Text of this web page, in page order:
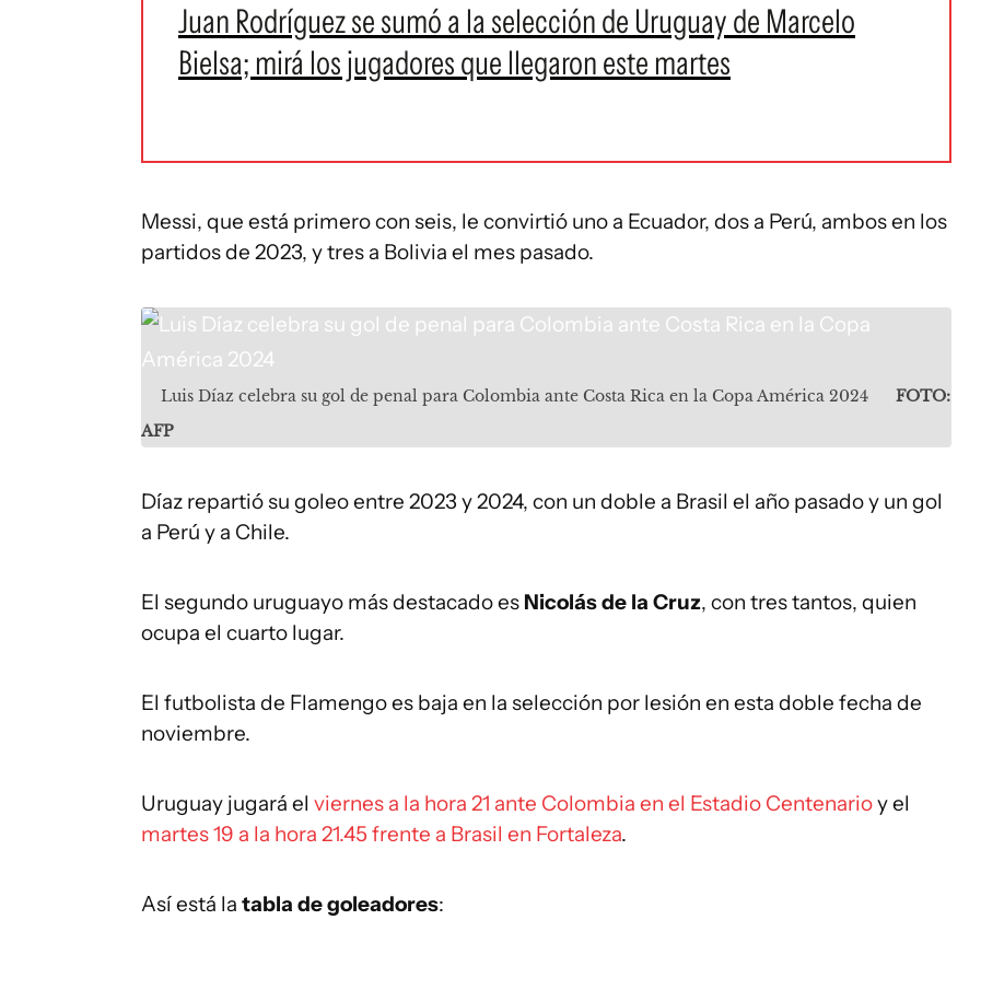
Juan Rodríguez se sumó a la selección de Uruguay de Marcelo
Bielsa; mirá los jugadores que llegaron este martes
Messi, que está primero con seis, le convirtió uno a Ecuador, dos a Perú, ambos en los
partidos de 2023, y tres a Bolivia el mes pasado.
Luis Díaz celebra su gol de penal para Colombia ante Costa Rica en la Copa América 2024
FOTO:
AFP
Díaz repartió su goleo entre 2023 y 2024, con un doble a Brasil el año pasado y un gol
a Perú y a Chile.
El segundo uruguayo más destacado es Nicolás de la Cruz, con tres tantos, quien
ocupa el cuarto lugar.
El futbolista de Flamengo es baja en la selección por lesión en esta doble fecha de
noviembre.
Uruguay jugará el viernes a la hora 21 ante Colombia en el Estadio Centenarioy el
martes 19 a la hora 21.45 frente a Brasil en Fortaleza.
Así está la tabla de goleadores: